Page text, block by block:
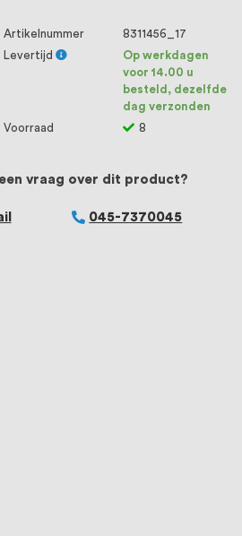
een vraag over dit product?
045-7370045
Artikelnummer
8311456_17
Levertijd
Op werkdagen
voor 14.00 u
besteld, dezelfde
dag verzonden
Voorraad
8